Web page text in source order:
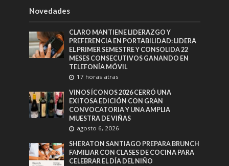
Novedades
CLARO MANTIENE LIDERAZGO Y
PREFERENCIA EN PORTABILIDAD: LIDERA
EL PRIMER SEMESTRE Y CONSOLIDA 22
MESES CONSECUTIVOS GANANDO EN
TELEFONÍA MÓVIL
17 horas atras
VINOS ÍCONOS 2026 CERRÓ UNA
EXITOSA EDICIÓN CON GRAN
CONVOCATORIA Y UNA AMPLIA
MUESTRA DE VIÑAS
agosto 6, 2026
SHERATON SANTIAGO PREPARA BRUNCH
FAMILIAR CON CLASES DE COCINA PARA
CELEBRAR EL DÍA DEL NIÑO